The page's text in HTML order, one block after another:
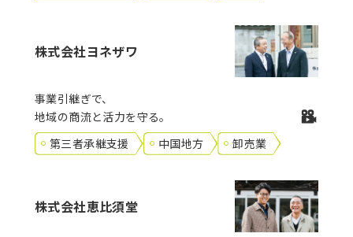
株式会社ヨネザワ
事業引継ぎで、
地域の商流と活力を守る。
第三者承継支援
中国地方 卸売業
株式会社恵比須堂